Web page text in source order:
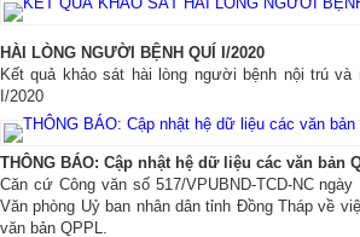
HÀI LÒNG NGƯỜI BỆNH QUÍ I/2020
Kết quả khảo sát hài lòng người bệnh nội trú
I/2020
THÔNG BÁO: Cập nhật hệ dữ liệu các văn bản
Căn cứ Công văn số 517/VPUBND-TCD-NC
Văn phòng Uỷ ban nhân dân tỉnh Đồng Tháp về
văn bản QPPL.